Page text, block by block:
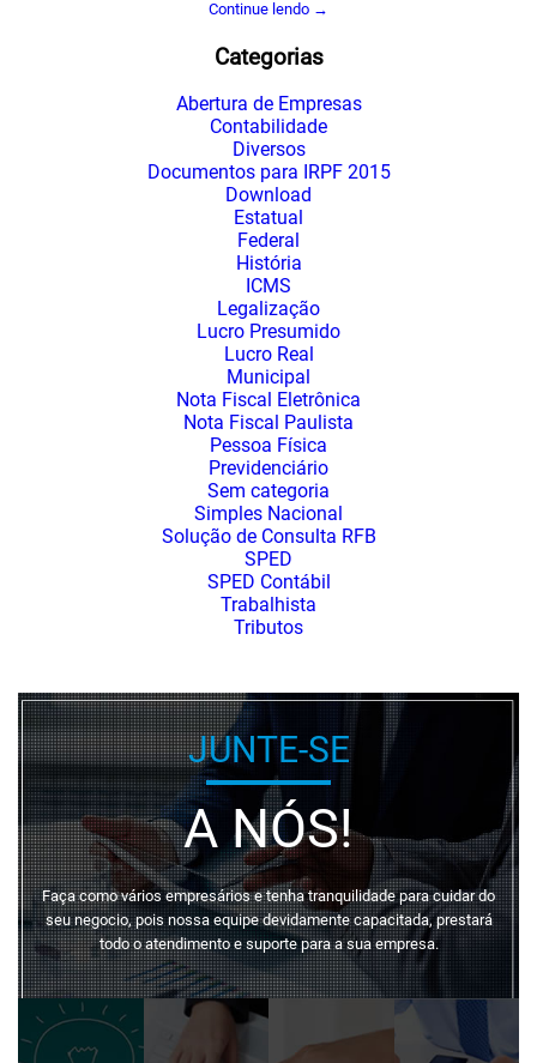
Continue lendo →
Categorias
Abertura de Empresas
Contabilidade
Diversos
Documentos para IRPF 2015
Download
Estatual
Federal
História
ICMS
Legalização
Lucro Presumido
Lucro Real
Municipal
Nota Fiscal Eletrônica
Nota Fiscal Paulista
Pessoa Física
Previdenciário
Sem categoria
Simples Nacional
Solução de Consulta RFB
SPED
SPED Contábil
Trabalhista
Tributos
JUNTE-SE
A NÓS!
Faça como vários empresários e tenha tranquilidade para cuidar do
seu negocio, pois nossa equipe devidamente capacitada, prestará
todo o atendimento e suporte para a sua empresa.